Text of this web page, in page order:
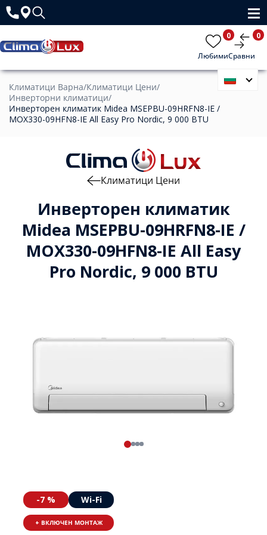
Любими
0
Сравни
0
Климатици Варна/Климатици Цени/
Инверторни климатици/
Инверторен климатик Midea MSEPBU-09HRFN8-IE /
MOX330-09HFN8-IE All Easy Pro Nordic, 9 000 BTU
Инверторен климатик
Midea MSEPBU-09HRFN8-IE /
MOX330-09HFN8-IE All Easy
Pro Nordic, 9 000 BTU
Климатици Цени
-7 % Wi-Fi
+ ВКЛЮЧЕН МОНТАЖ